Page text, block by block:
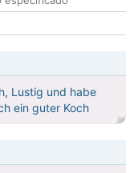
Lustig und habe
ein guter Koch